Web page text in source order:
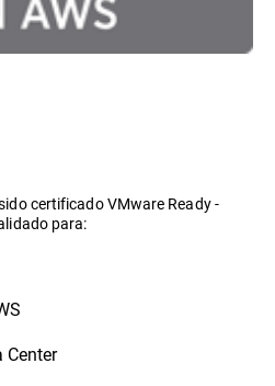
certificado VMware Ready -
para:
Center